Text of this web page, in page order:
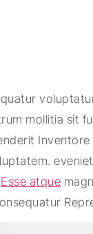
mollitia sit
Esse atque